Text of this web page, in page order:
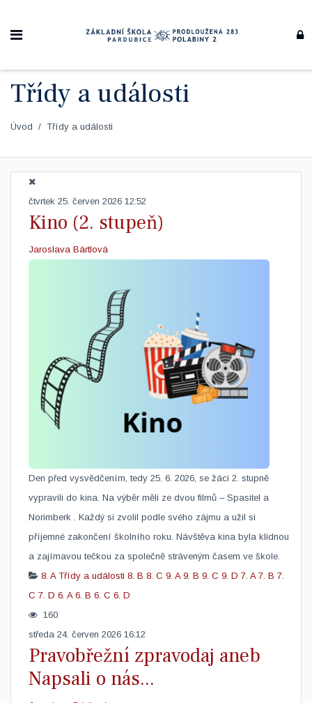
Třídy a události
Úvod Třídy a události
čtvrtek 25. červen 2026 12:52
Kino (2. stupeň)
Jaroslava Bártlová
Den před vysvědčením, tedy 25. 6. 2026, se žáci 2. stupně
vypravili do kina. Na výběr měli ze dvou filmů – Spasitel a
Norimberk . Každý si zvolil podle svého zájmu a užil si
příjemné zakončení školního roku. Návštěva kina byla klidnou
a zajímavou tečkou za společně stráveným časem ve škole.
8. A Třídy a události 8. B 8. C 9. A 9. B 9. C 9. D 7. A 7. B 7.
C 7. D 6. A 6. B 6. C 6. D
160
středa 24. červen 2026 16:12
Pravobřežní zpravodaj aneb
Napsali o nás...